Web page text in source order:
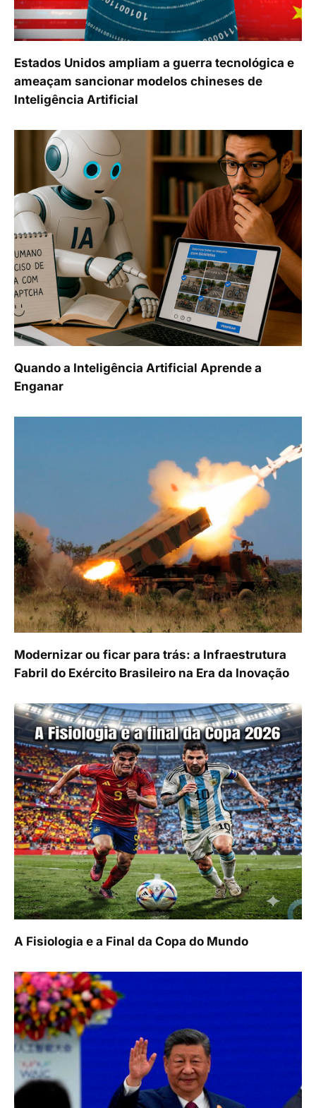
Estados Unidos ampliam a guerra tecnológica e
ameaçam sancionar modelos chineses de
Inteligência Artificial
Quando a Inteligência Artificial Aprende a
Enganar
Modernizar ou ficar para trás: a Infraestrutura
Fabril do Exército Brasileiro na Era da Inovação
A Fisiologia e a Final da Copa do Mundo